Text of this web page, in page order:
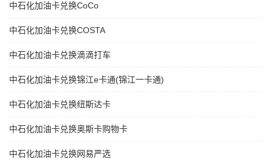
中石化加油卡兑换CoCo
中石化加油卡兑换COSTA
中石化加油卡兑换滴滴打车
中石化加油卡兑换锦江e卡通(锦江一卡通)
中石化加油卡兑换纽斯达卡
中石化加油卡兑换奥斯卡购物卡
中石化加油卡兑换网易严选